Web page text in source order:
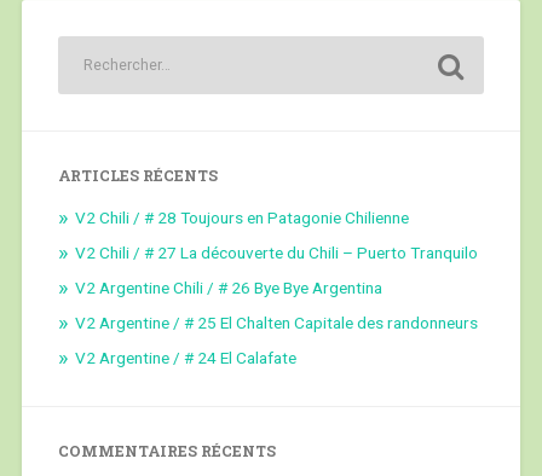
ARTICLES RÉCENTS
V2 Chili / # 28 Toujours en Patagonie Chilienne
V2 Chili / # 27 La découverte du Chili – Puerto Tranquilo
V2 Argentine Chili / # 26 Bye Bye Argentina
V2 Argentine / # 25 El Chalten Capitale des randonneurs
V2 Argentine / # 24 El Calafate
COMMENTAIRES RÉCENTS